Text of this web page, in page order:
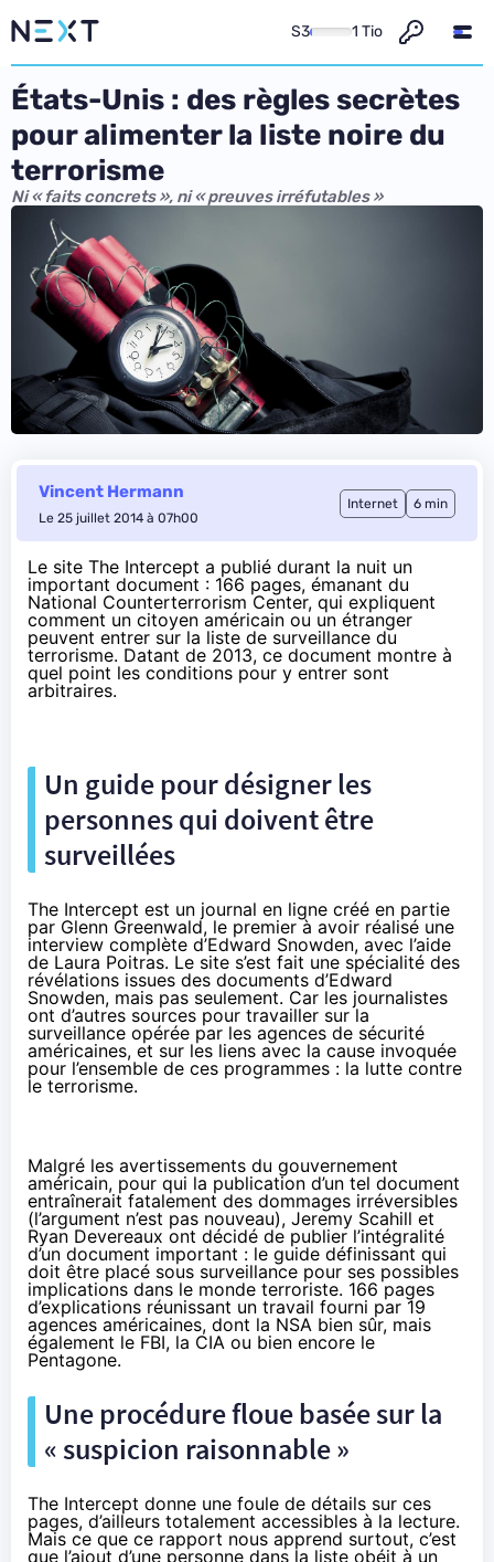
S3 1 Tio
États-Unis : des règles secrètes
pour alimenter la liste noire du
terrorisme
Ni « faits concrets », ni « preuves irréfutables »
Vincent Hermann
Le 25 juillet 2014 à 07h00
Internet 6 min
Le site The Intercept a publié durant la nuit un
important document : 166 pages, émanant du
National Counterterrorism Center, qui expliquent
comment un citoyen américain ou un étranger
peuvent entrer sur la liste de surveillance du
terrorisme. Datant de 2013, ce document montre à
quel point les conditions pour y entrer sont
arbitraires.
Un guide pour désigner les
personnes qui doivent être
surveillées
The Intercept est un journal en ligne créé en partie
par Glenn Greenwald, le premier à avoir réalisé une
interview complète d’Edward Snowden, avec l’aide
de Laura Poitras. Le site s’est fait une spécialité des
révélations issues des documents d’Edward
Snowden, mais pas seulement. Car les journalistes
ont d’autres sources pour travailler sur la
surveillance opérée par les agences de sécurité
américaines, et sur les liens avec la cause invoquée
pour l’ensemble de ces programmes : la lutte contre
le terrorisme.
Malgré les avertissements du gouvernement
américain, pour qui la publication d’un tel document
entraînerait fatalement des dommages irréversibles
(l’argument n’est pas nouveau), Jeremy Scahill et
Ryan Devereaux ont décidé de publier l’intégralité
d’un document important : le guide définissant qui
doit être placé sous surveillance pour ses possibles
implications dans le monde terroriste. 166 pages
d’explications réunissant un travail fourni par 19
agences américaines, dont la NSA bien sûr, mais
également le FBI, la CIA ou bien encore le
Pentagone.
Une procédure floue basée sur la
« suspicion raisonnable »
The Intercept donne une foule de détails sur ces
pages, d’ailleurs totalement accessibles à la lecture.
Mais ce que ce rapport nous apprend surtout, c’est
que l’ajout d’une personne dans la liste obéit à un